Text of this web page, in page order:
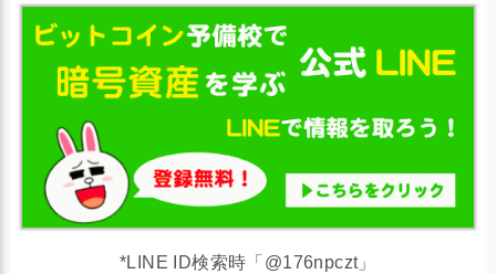
*LINE ID検索時「@176npczt」